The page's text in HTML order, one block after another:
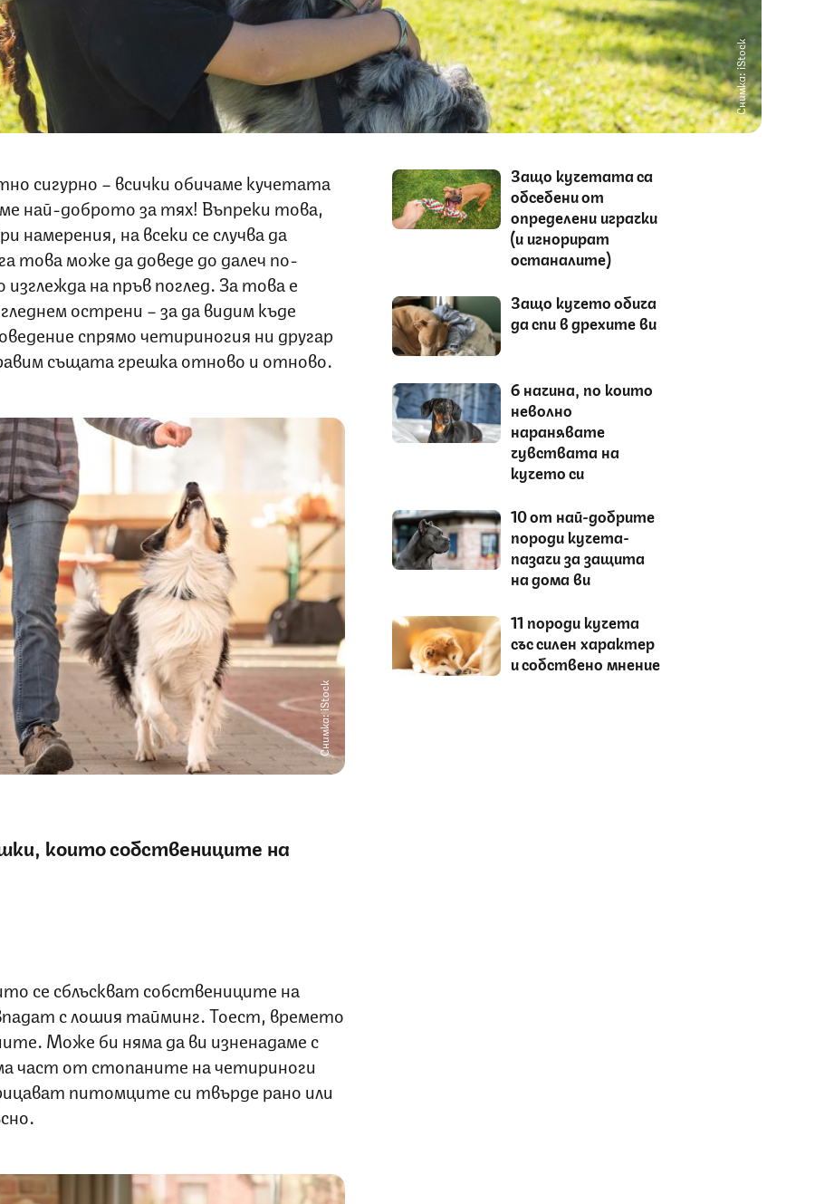
Снимка: iStock
сигурно – всички обичаме кучетата
най-доброто за тях! Въпреки това,
намерения, на всеки се случва да
това може да доведе до далеч по-
на пръв поглед. За това е
острени – за да видим къде
спрямо четириногия ни другар
същата грешка отново и отново.
Снимка: iStock
които собствениците на
се сблъскват собствениците на
с лошия тайминг. Тоест, времето
Може би няма да ви изненадаме с
част от стопаните на четириноги
питомците си твърде рано или
Защо кучетата са
обсебени от
определени играчки
(и игнорират
останалите)
Защо кучето обича
да спи в дрехите ви
6 начина, по които
неволно
наранявате
чувствата на
кучето си
10 от най-добрите
породи кучета-
пазачи за защита
на дома ви
11 породи кучета
със силен характер
и собствено мнение